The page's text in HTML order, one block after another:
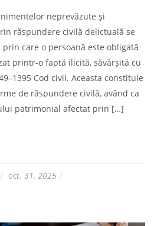
neprevăzute și
răspundere civilă delictuală se
care o persoană este obligată
printr-o faptă ilicită, săvârșită cu
Cod civil. Aceasta constituie
de răspundere civilă, având ca
patrimonial afectat prin […]
oct. 31, 2025